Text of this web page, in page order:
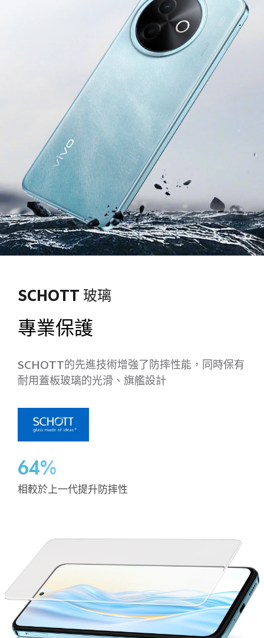
SCHOTT 玻璃
專業保護
SCHOTT的先進技術增強了防摔性能，同時保有
耐用蓋板玻璃的光滑、旗艦設計
64%
相較於上一代提升防摔性